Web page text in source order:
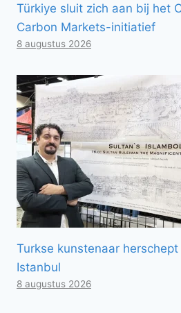
Türkiye sluit zich aan bij het
Carbon Markets-initiatief
8 augustus 2026
Turkse kunstenaar
Istanbul
8 augustus 2026